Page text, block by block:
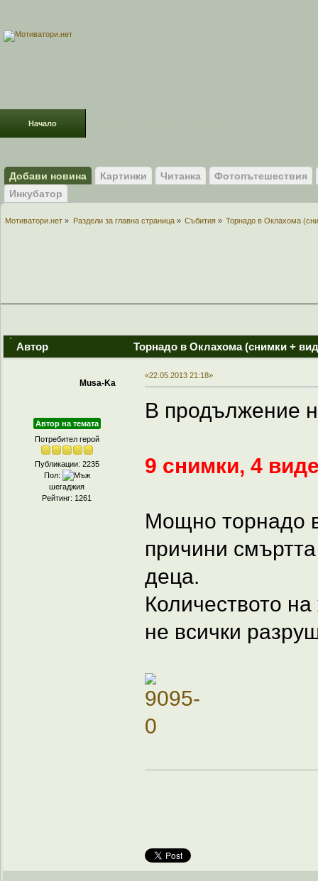
Начало
Добави новина Картинки Читанка
Фотопътешествия
Инкубатор
Мотиватори.нет » Раздели за главна страница» Събития» Торнадо в Оклахома
Автор Торнадо в Оклахома (снимки +
Musa-Ka
Автор на темата
Потребител герой
Публикации: 2235
Пол:
шегаджия
Рейтинг: 1261
«22.05.2013 21:18»
В продължение
9 снимки, 4
Мощно торнадо
причини
деца.
Количеството
не всички